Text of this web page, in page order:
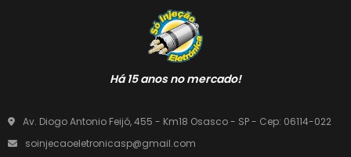
Há 15 anos no mercado!
Av. Diogo Antonio Feijó, 455 - Km18 Osasco - SP - Cep: 06114-022
soinjecaoeletronicasp@gmail.com